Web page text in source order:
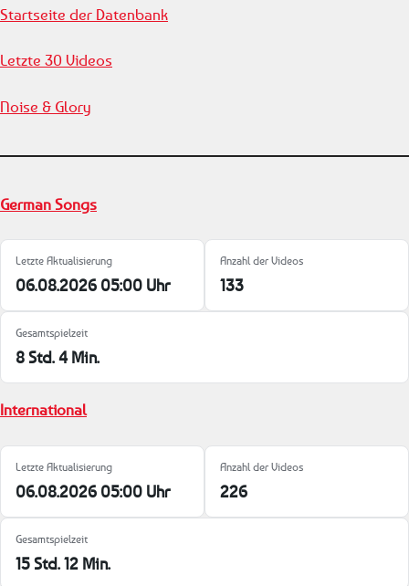
Startseite der Datenbank
Letzte 30 Videos
Noise & Glory
German Songs
Letzte Aktualisierung
06.08.2026 05:00 Uhr
Anzahl der Videos
133
Gesamtspielzeit
8 Std. 4 Min.
International
Letzte Aktualisierung
06.08.2026 05:00 Uhr
Anzahl der Videos
226
Gesamtspielzeit
15 Std. 12 Min.